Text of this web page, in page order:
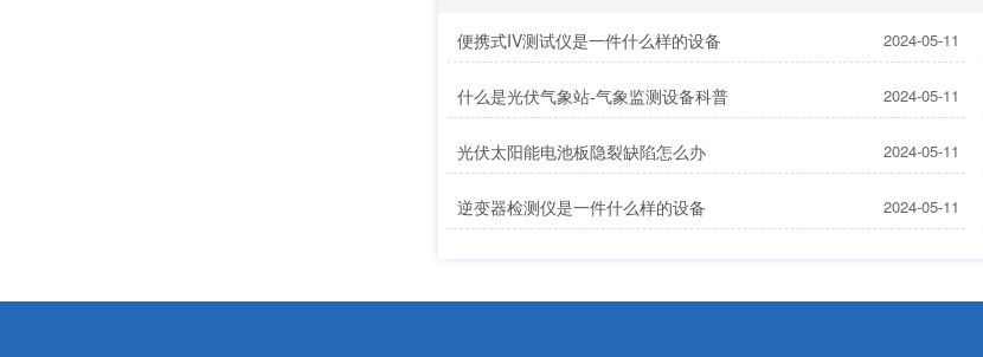
便携式IV测试仪是一件什么样的设备 2024-05-11
什么是光伏气象站-气象监测设备科普 2024-05-11
光伏太阳能电池板隐裂缺陷怎么办 2024-05-11
逆变器检测仪是一件什么样的设备 2024-05-11